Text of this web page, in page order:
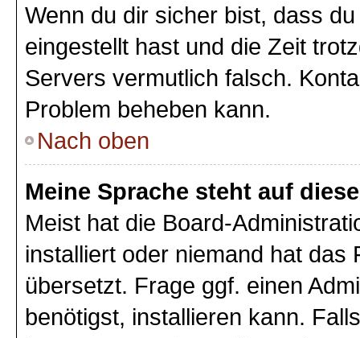
Wenn du dir sicher bist, dass
eingestellt hast und die Zeit
Servers vermutlich falsch.
Problem beheben kann.
Nach oben
Meine Sprache steht auf
Meist hat die Board-
installiert oder niemand hat das
übersetzt. Frage ggf. einen
benötigst, installieren kann.